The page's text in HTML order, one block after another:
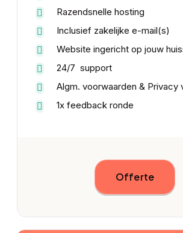
Razendsnelle hosting
Inclusief zakelijke e-mail(s)
Website ingericht op jouw
24/7 support
Algm. voorwaarden & Privacy
1x feedback ronde
Offerte